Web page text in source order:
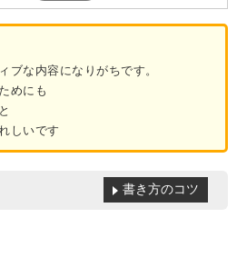
ブな内容になりがちです。
めにも
しいです
書き方のコツ